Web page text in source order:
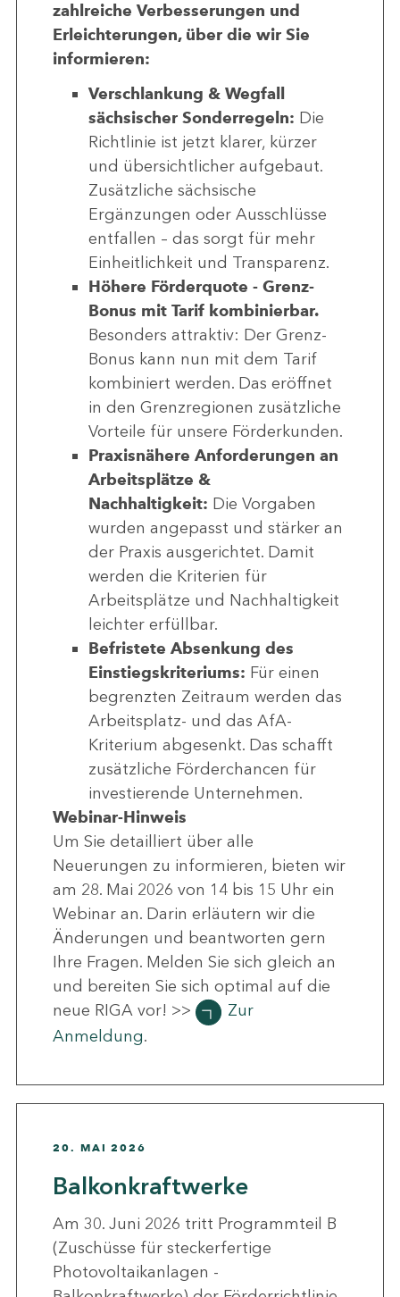
zahlreiche Verbesserungen und
Erleichterungen, über die wir Sie
informieren:
Verschlankung & Wegfall
sächsischer Sonderregeln: Die
Richtlinie ist jetzt klarer, kürzer
und übersichtlicher aufgebaut.
Zusätzliche sächsische
Ergänzungen oder Ausschlüsse
entfallen – das sorgt für mehr
Einheitlichkeit und Transparenz.
Höhere Förderquote - Grenz-
Bonus mit Tarif kombinierbar.
Besonders attraktiv: Der Grenz-
Bonus kann nun mit dem Tarif
kombiniert werden. Das eröffnet
in den Grenzregionen zusätzliche
Vorteile für unsere Förderkunden.
Praxisnähere Anforderungen an
Arbeitsplätze &
Nachhaltigkeit: Die Vorgaben
wurden angepasst und stärker an
der Praxis ausgerichtet. Damit
werden die Kriterien für
Arbeitsplätze und Nachhaltigkeit
leichter erfüllbar.
Befristete Absenkung des
Einstiegskriteriums: Für einen
begrenzten Zeitraum werden das
Arbeitsplatz- und das AfA-
Kriterium abgesenkt. Das schafft
zusätzliche Förderchancen für
investierende Unternehmen.
Webinar-Hinweis
Um Sie detailliert über alle
Neuerungen zu informieren, bieten wir
am 28. Mai 2026 von 14 bis 15 Uhr ein
Webinar an. Darin erläutern wir die
Änderungen und beantworten gern
Ihre Fragen. Melden Sie sich gleich an
und bereiten Sie sich optimal auf die
neue RIGA vor! >>
Zur
Anmeldung.
20. MAI 2026
Balkonkraftwerke
Am 30. Juni 2026 tritt Programmteil B
(Zuschüsse für steckerfertige
Photovoltaikanlagen -